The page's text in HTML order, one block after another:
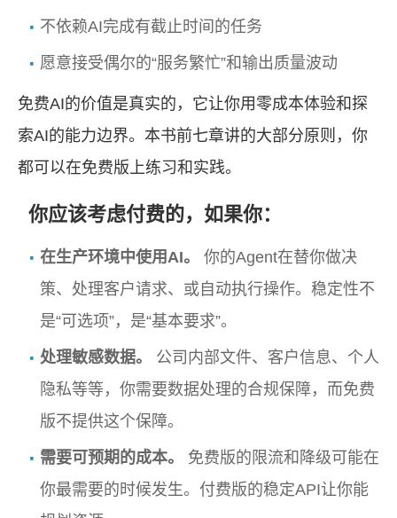
不依赖AI完成有截止时间的任务
愿意接受偶尔的“服务繁忙”和输出质量波动
免费AI的价值是真实的，它让你用零成本体验和探
索AI的能力边界。本书前七章讲的大部分原则，你
都可以在免费版上练习和实践。
你应该考虑付费的，如果你：
在生产环境中使用AI。
你的Agent在替你做决
策、处理客户请求、或自动执行操作。稳定性不
是“可选项”，是“基本要求”。
处理敏感数据。
公司内部文件、客户信息、个人
隐私等等，你需要数据处理的合规保障，而免费
版不提供这个保障。
需要可预期的成本。
免费版的限流和降级可能在
你最需要的时候发生。付费版的稳定API让你能